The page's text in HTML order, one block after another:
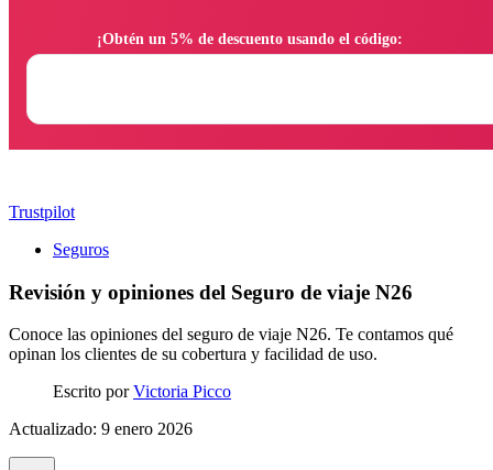
Trustpilot
Seguros
Revisión y opiniones del Seguro de viaje N26
Conoce las opiniones del seguro de viaje N26. Te contamos qué
opinan los clientes de su cobertura y facilidad de uso.
Escrito porVictoria Picco
Actualizado: 9 enero 2026